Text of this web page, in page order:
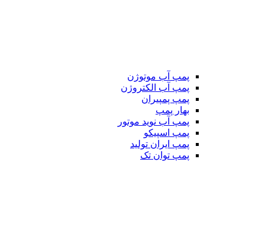
پمپ آب موتوژن
پمپ آب الکتروژن
پمپ پمپیران
بهار پمپ
پمپ آب نوید موتور
پمپ اسپیکو
پمپ ایران تولید
پمپ توان تک